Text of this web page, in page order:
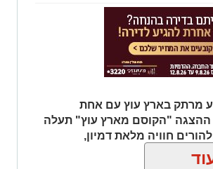
ולהתחבר מחדש לעלילת העונה
המציאות הביטחונית שנוצרה
והפרקים הקרובים צפויים להציג את נקודת
הדרמטיים.
חדשותי? מצאתם טעות
מרתק בארץ עוץ עם אחת
ההצגה "הקוסם מארץ עוץ" תעלה
חוויה מלאת דמיון,